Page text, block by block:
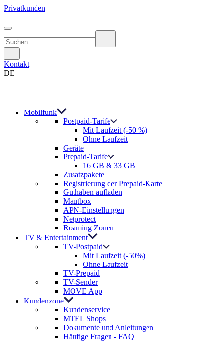
Privatkunden
Kontakt
DE
Mobilfunk
Postpaid-Tarife
Mit Laufzeit (-50 %)
Ohne Laufzeit
Geräte
Prepaid-Tarife
16 GB & 33 GB
Zusatzpakete
Registrierung der Prepaid-Karte
Guthaben aufladen
Mautbox
APN-Einstellungen
Netprotect
Roaming Zonen
TV & Entertainment
TV-Postpaid
Mit Laufzeit (-50%)
Ohne Laufzeit
TV-Prepaid
TV-Sender
MOVE App
Kundenzone
Kundenservice
MTEL Shops
Dokumente und Anleitungen
Häufige Fragen - FAQ